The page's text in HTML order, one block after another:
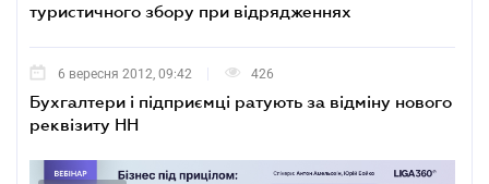
туристичного збору при відрядженнях
6 вересня 2012, 09:42 426
Бухгалтери і підприємці ратують за відміну нового
реквізиту НН